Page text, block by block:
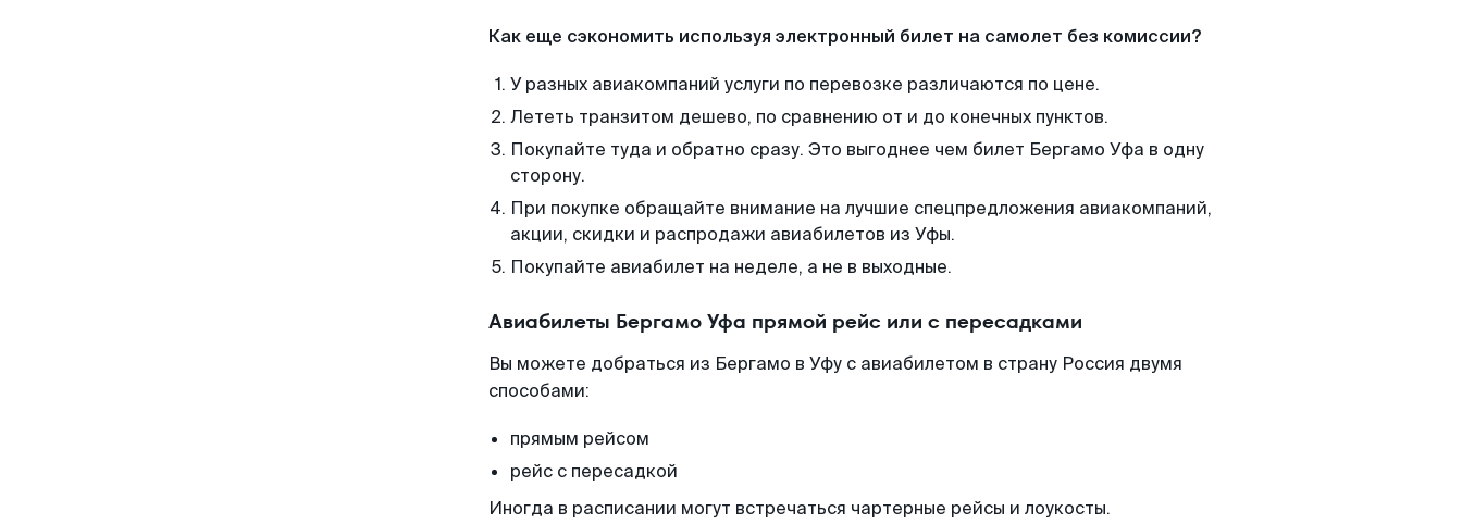
Как еще сэкономить используя электронный билет на самолет без комиссии?
У разных авиакомпаний услуги по перевозке различаются по цене.
Лететь транзитом дешево, по сравнению от и до конечных пунктов.
Покупайте туда и обратно сразу. Это выгоднее чем билет Бергамо Уфа в одну
сторону.
При покупке обращайте внимание на лучшие спецпредложения авиакомпаний,
акции, скидки и распродажи авиабилетов из Уфы.
Покупайте авиабилет на неделе, а не в выходные.
Авиабилеты Бергамо Уфа прямой рейс или с пересадками
Вы можете добраться из Бергамо в Уфу с авиабилетом в страну Россия двумя
способами:
прямым рейсом
рейс с пересадкой
Иногда в расписании могут встречаться чартерные рейсы и лоукосты.